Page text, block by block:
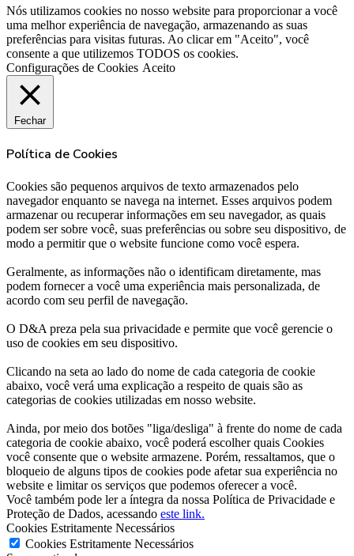
Nós utilizamos cookies no nosso website para proporcionar a você
uma melhor experiência de navegação, armazenando as suas
preferências para visitas futuras. Ao clicar em "Aceito", você
consente a que utilizemos TODOS os cookies.
Configurações de Cookies Aceito
Fechar
Política de Cookies
Cookies são pequenos arquivos de texto armazenados pelo
navegador enquanto se navega na internet. Esses arquivos podem
armazenar ou recuperar informações em seu navegador, as quais
podem ser sobre você, suas preferências ou sobre seu dispositivo, de
modo a permitir que o website funcione como você espera.
Geralmente, as informações não o identificam diretamente, mas
podem fornecer a você uma experiência mais personalizada, de
acordo com seu perfil de navegação.
O D&A preza pela sua privacidade e permite que você gerencie o
uso de cookies em seu dispositivo.
Clicando na seta ao lado do nome de cada categoria de cookie
abaixo, você verá uma explicação a respeito de quais são as
categorias de cookies utilizadas em nosso website.
Ainda, por meio dos botões "liga/desliga" à frente do nome de cada
categoria de cookie abaixo, você poderá escolher quais Cookies
você consente que o website armazene. Porém, ressaltamos, que o
bloqueio de alguns tipos de cookies pode afetar sua experiência no
website e limitar os serviços que podemos oferecer a você.
Você também pode ler a íntegra da nossa Política de Privacidade e
Proteção de Dados, acessando este link.
Cookies Estritamente Necessários
Cookies Estritamente Necessários